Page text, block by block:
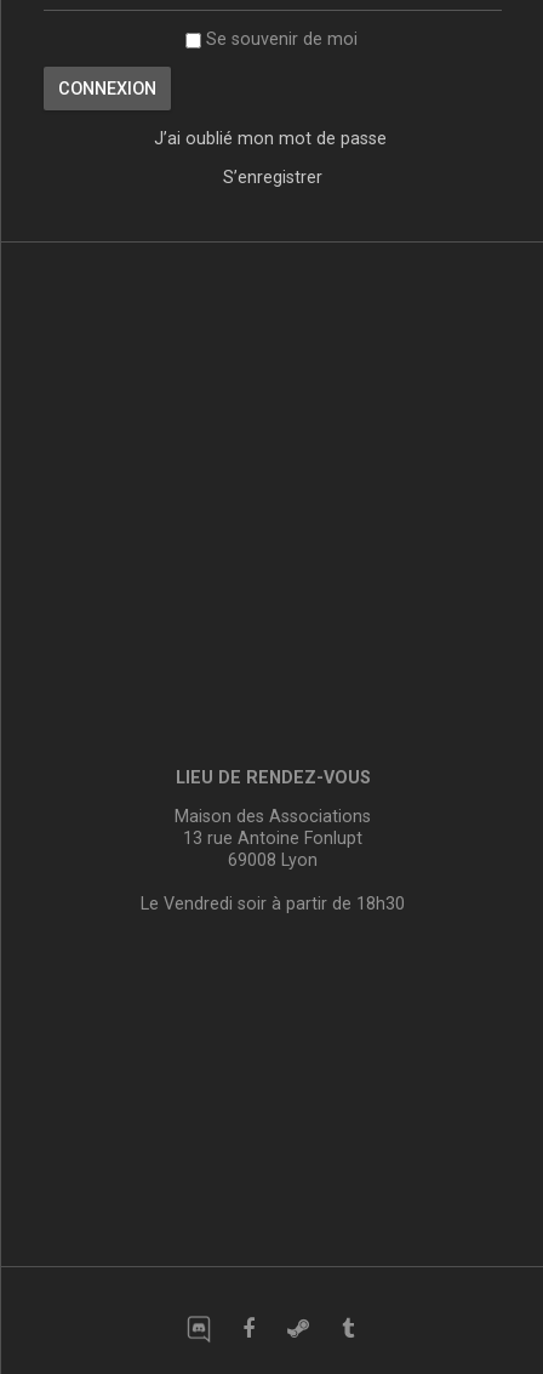
Se souvenir de moi
J’ai oublié mon mot de passe
S’enregistrer
LIEU DE RENDEZ-VOUS
Maison des Associations
13 rue Antoine Fonlupt
69008 Lyon
Le Vendredi soir à partir de 18h30